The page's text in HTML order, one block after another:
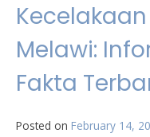
Melawi:
Fakta
Posted on February 14,